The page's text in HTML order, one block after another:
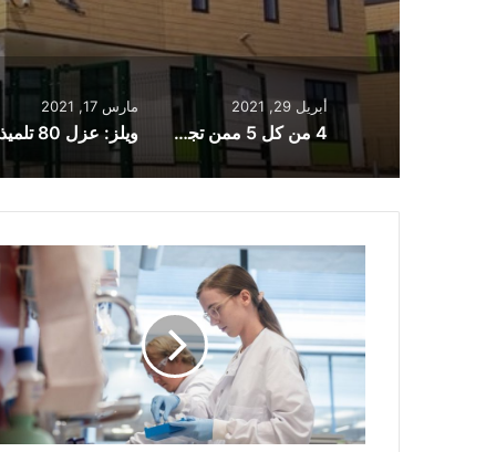
أبريل 29, 2021
4 من كل 5 ممن تجاوزوا سن الـ 70 تلقوا جرعتين من اللقاح في إنجلترا
مارس 17, 2021
لقاح
جامعة
أكسفورد
لفيروس
كورونا
للغاية